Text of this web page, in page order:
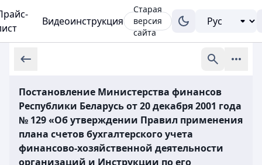
Видеоинструкция
Старая
версия
сайта
Постановление Министерства финансов
Республики Беларусь от 20 декабря 2001 года
№ 129 «Об утверждении Правил применения
плана счетов бухгалтерского учета
финансово-хозяйственной деятельности
организаций и Инструкции по его